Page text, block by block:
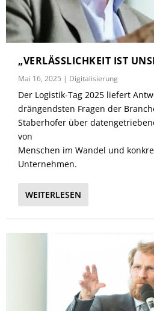
„VERLÄSSLICHKEIT IST
Mai 16, 2025 | Digitalisierung
Der Logistik-Tag 2025 liefert
drängendsten Fragen der
Staberhofer über
von
Menschen im Wandel und
Unternehmen.
WEITERLESEN